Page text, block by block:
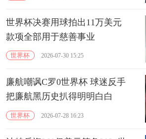
世界杯决赛用球拍出11万美元
款项全部用于慈善事业
世界杯 2026-07-30 15:25
廉航嘲讽C罗0世界杯 球迷反手
把廉航黑历史扒得明明白白
世界杯 2026-07-28 16:23